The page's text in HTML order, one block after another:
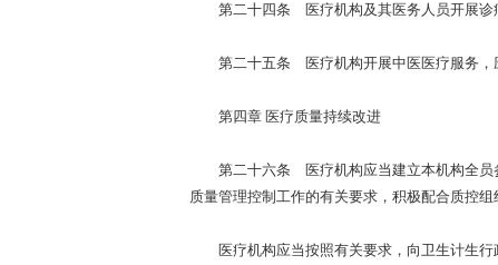
第二十四条 医疗机构及其医务人员开展诊疗
第二十五条 医疗机构开展中医医疗服务，应
第四章 医疗质量持续改进
第二十六条 医疗机构应当建立本机构全员参
质量管理控制工作的有关要求，积极配合质控组
医疗机构应当按照有关要求，向卫生计生行